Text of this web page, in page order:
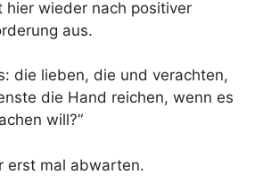
hier wieder nach positiver
aus.
die lieben, die und verachten,
die Hand reichen, wenn es
will?“
erst mal abwarten.